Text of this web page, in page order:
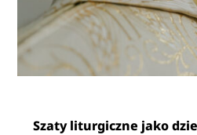
Szaty liturgiczne jako